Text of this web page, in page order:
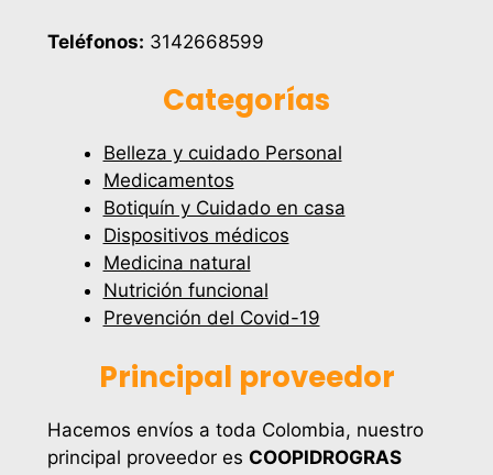
Teléfonos: 3142668599
Categorías
Belleza y cuidado Personal
Medicamentos
Botiquín y Cuidado en casa
Dispositivos médicos
Medicina natural
Nutrición funcional
Prevención del Covid-19
Principal proveedor
Hacemos envíos a toda Colombia, nuestro
principal proveedor es COOPIDROGRAS